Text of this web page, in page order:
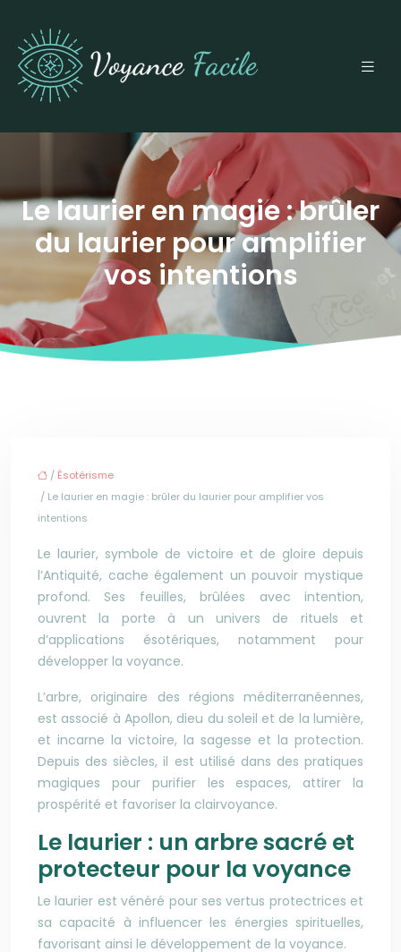
Le laurier en magie : brûler
du laurier pour amplifier
vos intentions
/ Ésotérisme
/ Le laurier en magie : brûler du laurier pour amplifier vos
intentions
Le laurier, symbole de victoire et de gloire depuis
l’Antiquité, cache également un pouvoir mystique
profond. Ses feuilles, brûlées avec intention,
ouvrent la porte à un univers de rituels et
d’applications ésotériques, notamment pour
développer la voyance.
L’arbre, originaire des régions méditerranéennes,
est associé à Apollon, dieu du soleil et de la lumière,
et incarne la victoire, la sagesse et la protection.
Depuis des siècles, il est utilisé dans des pratiques
magiques pour purifier les espaces, attirer la
prospérité et favoriser la clairvoyance.
Le laurier : un arbre sacré et
protecteur pour la voyance
Le laurier est vénéré pour ses vertus protectrices et
sa capacité à influencer les énergies spirituelles,
favorisant ainsi le développement de la voyance.